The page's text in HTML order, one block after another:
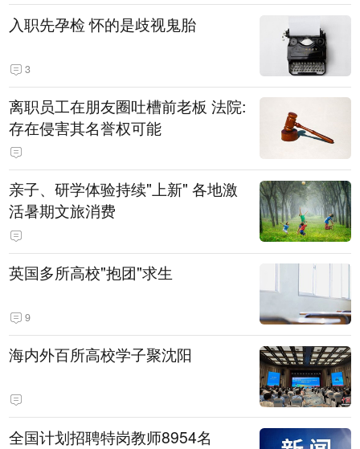
入职先孕检 怀的是歧视鬼胎
3
离职员工在朋友圈吐槽前老板 法院:
存在侵害其名誉权可能
亲子、研学体验持续"上新" 各地激
活暑期文旅消费
英国多所高校"抱团"求生
9
海内外百所高校学子聚沈阳
全国计划招聘特岗教师8954名